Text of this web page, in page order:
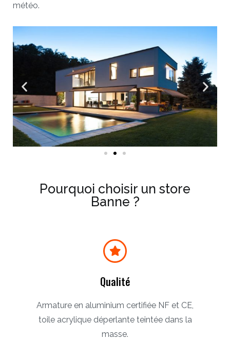
météo.
Pourquoi choisir un store
Banne ?
Qualité
Armature en aluminium certifiée NF et CE,
toile acrylique déperlante teintée dans la
masse.